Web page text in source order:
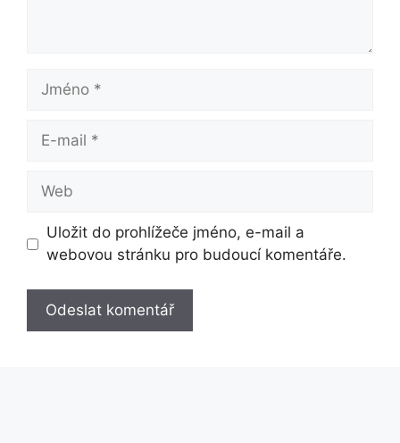
Jméno
Web
Uložit do prohlížeče jméno, e-mail a
webovou stránku pro budoucí komentáře.